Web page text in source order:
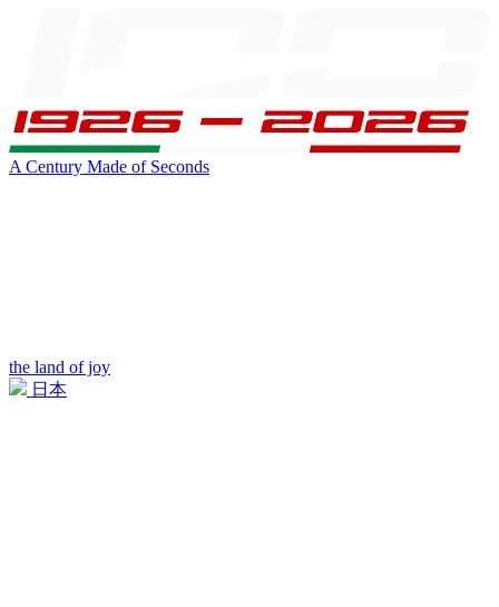
A Century Made of Seconds
the land of joy
日本